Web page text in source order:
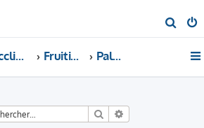
e
Acclimatons les fruitiers ! Fruitiers Palmier
Rechercher